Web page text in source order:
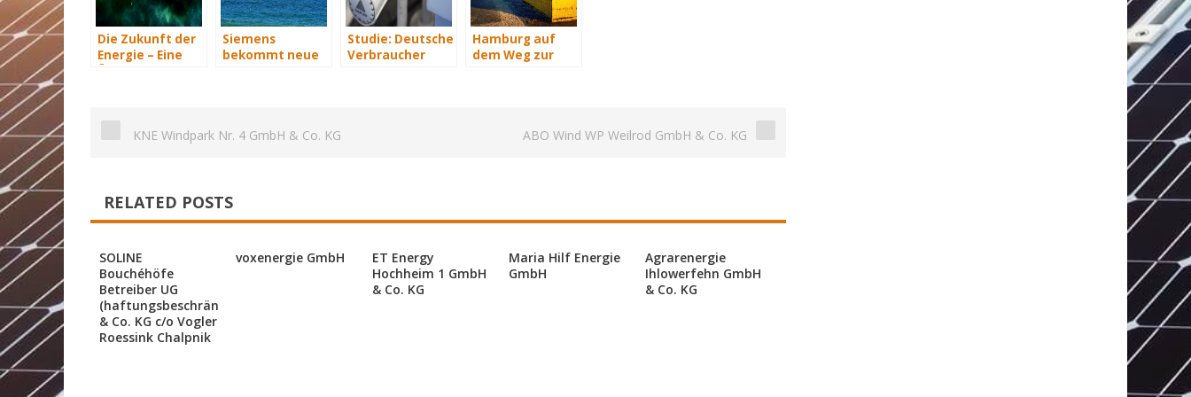
Die Zukunft der
Energie – Eine
Siemens
bekommt neue
Studie: Deutsche
Verbraucher
Hamburg auf
dem Weg zur
KNE Windpark Nr. 4 GmbH & Co. KG ABO Wind WP Weilrod GmbH & Co. KG
RELATED POSTS
SOLINE
Bouchéhöfe
Betreiber UG
(haftungsbeschränkt)
& Co. KG c/o Vogler
Roessink Chalpnik
voxenergie GmbH
ET Energy
Hochheim 1 GmbH
& Co. KG
Maria Hilf Energie
GmbH
Agrarenergie
Ihlowerfehn GmbH
& Co. KG